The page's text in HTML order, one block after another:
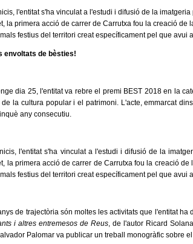
l'entitat s'ha vinculat a l'estudi i difusió de la
la primera acció de carrer de Carrutxa fou la creació
festius del territori creat específicament pel que avui
envoltats de bèsties!
dia 25, l'entitat va rebre el premi BEST 2018 en la
de la cultura popular i el patrimoni. L'acte, emmarcat
any consecutiu.
l'entitat s'ha vinculat a l'estudi i difusió de la
la primera acció de carrer de Carrutxa fou la creació
festius del territori creat específicament pel que avui
de trajectòria són moltes les activitats que l'entitat
i altres entremesos de Reus, de l'autor Ricard
Palomar va publicar un treball monogràfic sobre